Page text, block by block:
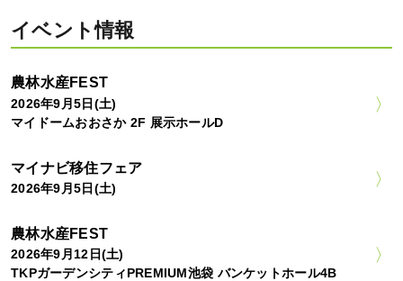
イベント情報
農林水産FEST
2026年9月5日(土)
マイドームおおさか 2F 展示ホールD
マイナビ移住フェア
2026年9月5日(土)
農林水産FEST
2026年9月12日(土)
TKPガーデンシティPREMIUM池袋 バンケットホール4B